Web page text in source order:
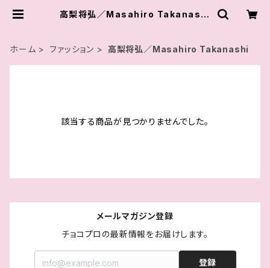
高梨将弘／Masahiro Takanashi
ホーム ファッション 高梨将弘／Masahiro Takanashi
該当する商品が見つかりませんでした。
メールマガジン登録
チョコプロの最新情報をお届けします。
登録